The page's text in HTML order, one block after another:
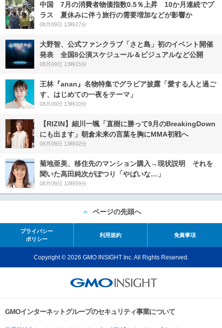
中国 7月の消費者物価指数0.5％上昇 10か月連続でプ
ラス 夏休みに伴う旅行の需要増加などが影響か
08月09日 13時27分
大野智、公式ファンクラブ「さと島」初のイベント開催
発表 全国8公演スケジュール＆ビジュアルなど公開
08月09日 13時15分
王林『anan』名物特集でグラビア披露「愛する人と過ご
す、はじめての一夜をテーマ」
08月09日 13時10分
【RIZIN】細川一颯「直樹に勝って9月のBreakingDown
にも出ます」朝倉未来の言葉を胸にMMA初戦へ
08月09日 13時02分
菊地亜美、移住先のマンション購入→現状説明 それを
聞いた高田純次がぽつり「やばいな…」
08月09日 12時59分
ページの先頭へ
プライバシー
ポリシー
利用規約 免責事項
Copyright © 2026 GMO INSIGHT Inc. All Rights Reserved.
GMOインターネットグループのセキュリティ事業について